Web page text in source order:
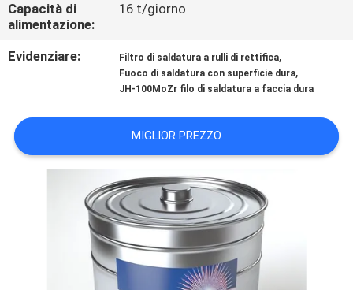
RICHIEDA
UNA
NOTIZIE
Capacità di
alimentazione:
16 t/giorno
Evidenziare: Filtro di saldatura a rulli di rettifica,
Fuoco di saldatura con superficie dura,
JH-100MoZr filo di saldatura a faccia dura
MIGLIOR PREZZO